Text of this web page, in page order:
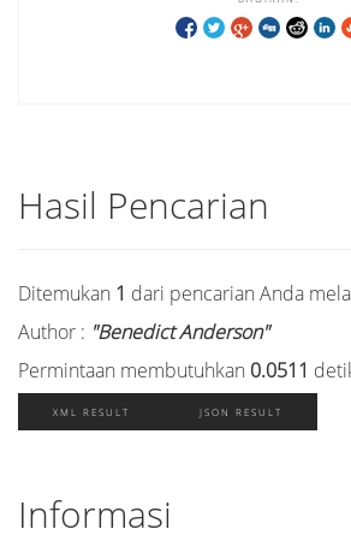
Hasil Pencarian
Ditemukan 1 dari pencarian Anda
Author : "Benedict Anderson"
Permintaan membutuhkan 0.0511
XML RESULT JSON RESULT
Informasi